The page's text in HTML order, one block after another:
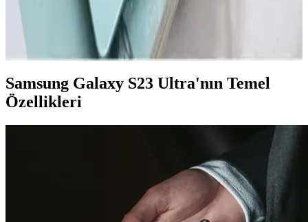
Redmi'nin yeni modeli hakkında kesin detaylar henüz açıklanmadı,
ancak teknolojik gelişmeler ve piyasa stratejileri yüksek performans
ve yenilik vaat ediyor.
Samsung Galaxy S23 Ultra'nın Temel
Özellikleri